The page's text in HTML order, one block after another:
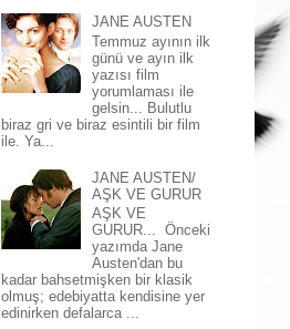
JANE AUSTEN
Temmuz ayının ilk
günü ve ayın ilk
yazısı film
yorumlaması ile
gelsin... Bulutlu
biraz gri ve biraz esintili bir film
ile. Ya...
JANE AUSTEN/
AŞK VE GURUR
AŞK VE
GURUR... Önceki
yazımda Jane
Austen'dan bu
kadar bahsetmişken bir klasik
olmuş; edebiyatta kendisine yer
edinirken defalarca ...